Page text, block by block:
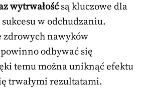
wytrwałośćsą kluczowe dla
w odchudzaniu.
zdrowych nawyków
odbywać się
temu można uniknąć efektu
trwałymi rezultatami.